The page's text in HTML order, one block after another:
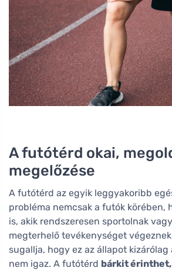
A futótérd okai,
megelőzése
A futótérd az egyik leggyakoribb
probléma nemcsak a futók körében,
is, akik rendszeresen sportolnak
megterhelő tevékenységet
sugallja, hogy ez az állapot
nem igaz. A futótérd bárkit